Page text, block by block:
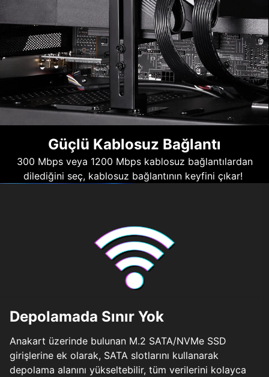
Güçlü Kablosuz Bağlantı
300 Mbps veya 1200 Mbps kablosuz bağlantılardan
dilediğini seç, kablosuz bağlantının keyfini çıkar!
Depolamada Sınır Yok
Anakart üzerinde bulunan M.2 SATA/NVMe SSD
girişlerine ek olarak, SATA slotlarını kullanarak
depolama alanını yükseltebilir, tüm verilerini kolayca